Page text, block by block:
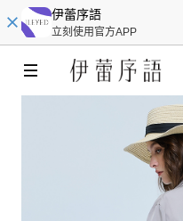
伊蕾序語
立刻使用官方APP